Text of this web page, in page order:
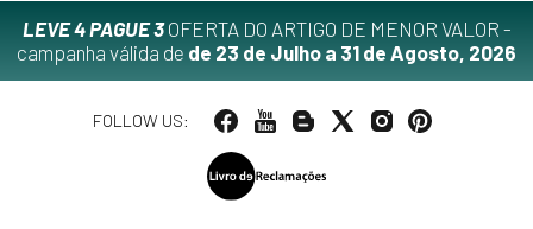
LEVE 4 PAGUE 3OFERTA DO ARTIGO DE MENOR VALOR -
campanha válida de de 23 de Julho a 31 de Agosto, 2026
FOLLOW US: